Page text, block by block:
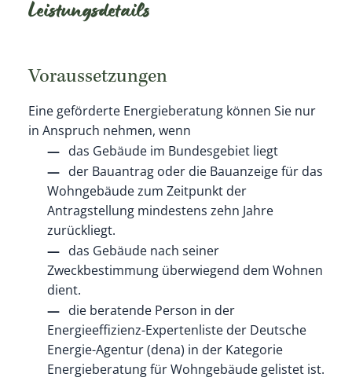
Leistungsdetails
Voraussetzungen
Eine geförderte Energieberatung können Sie nur
in Anspruch nehmen, wenn
das Gebäude im Bundesgebiet liegt
der Bauantrag oder die Bauanzeige für das
Wohngebäude zum Zeitpunkt der
Antragstellung mindestens zehn Jahre
zurückliegt.
das Gebäude nach seiner
Zweckbestimmung überwiegend dem Wohnen
dient.
die beratende Person in der
Energieeffizienz-Expertenliste der Deutsche
Energie-Agentur (dena) in der Kategorie
Energieberatung für Wohngebäude gelistet ist.